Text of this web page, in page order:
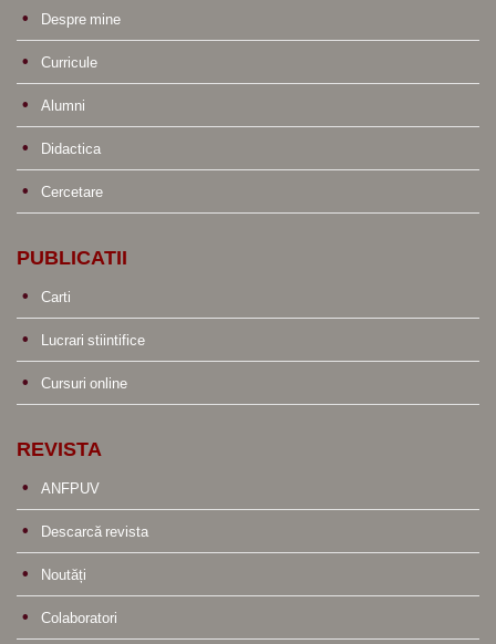
Despre mine
Curricule
Alumni
Didactica
Cercetare
PUBLICATII
Carti
Lucrari stiintifice
Cursuri online
REVISTA
ANFPUV
Descarcă revista
Noutăți
Colaboratori